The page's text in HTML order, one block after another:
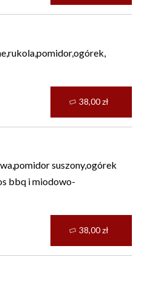
suszony,ogórek
bbq i miodowo-